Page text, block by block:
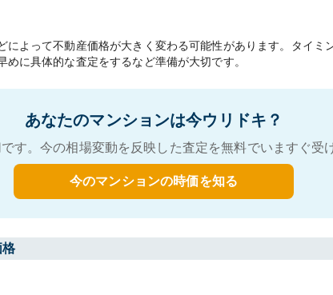
よって不動産価格が大きく変わる可能性があります。タイミ
に具体的な査定をするなど準備が大切です。
あなたのマンションは今ウリドキ？
す。今の相場変動を反映した査定を無料でいますぐ
今のマンションの時価を知る
格